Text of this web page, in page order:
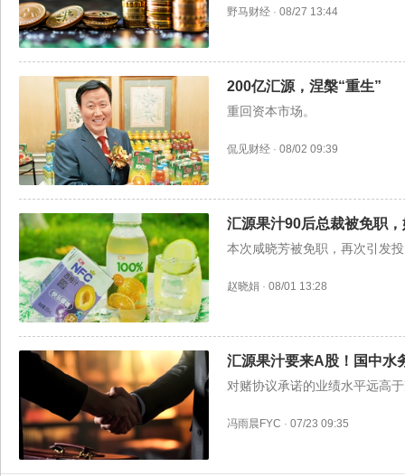
野马财经 · 08/27 13:44
200亿汇源，涅槃“重生”
重回资本市场。
侃见财经 · 08/02 09:39
汇源果汁90后总裁被免职
本次咸晓芳被免职，再次引发
赵晓娟 · 08/01 13:28
汇源果汁要来A股！国中水
对赌协议承诺的业绩水平远高
冯雨晨FYC · 07/23 09:35